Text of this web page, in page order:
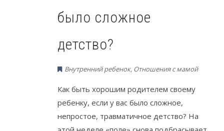
было сложное
детство?
Внутренний ребенок, Отношения с мамой
Как быть хорошим родителем своему
ребенку, если у вас было сложное,
непростое, травматичное детство? На